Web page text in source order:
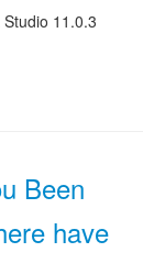
Studio 11.0.3
Been
have